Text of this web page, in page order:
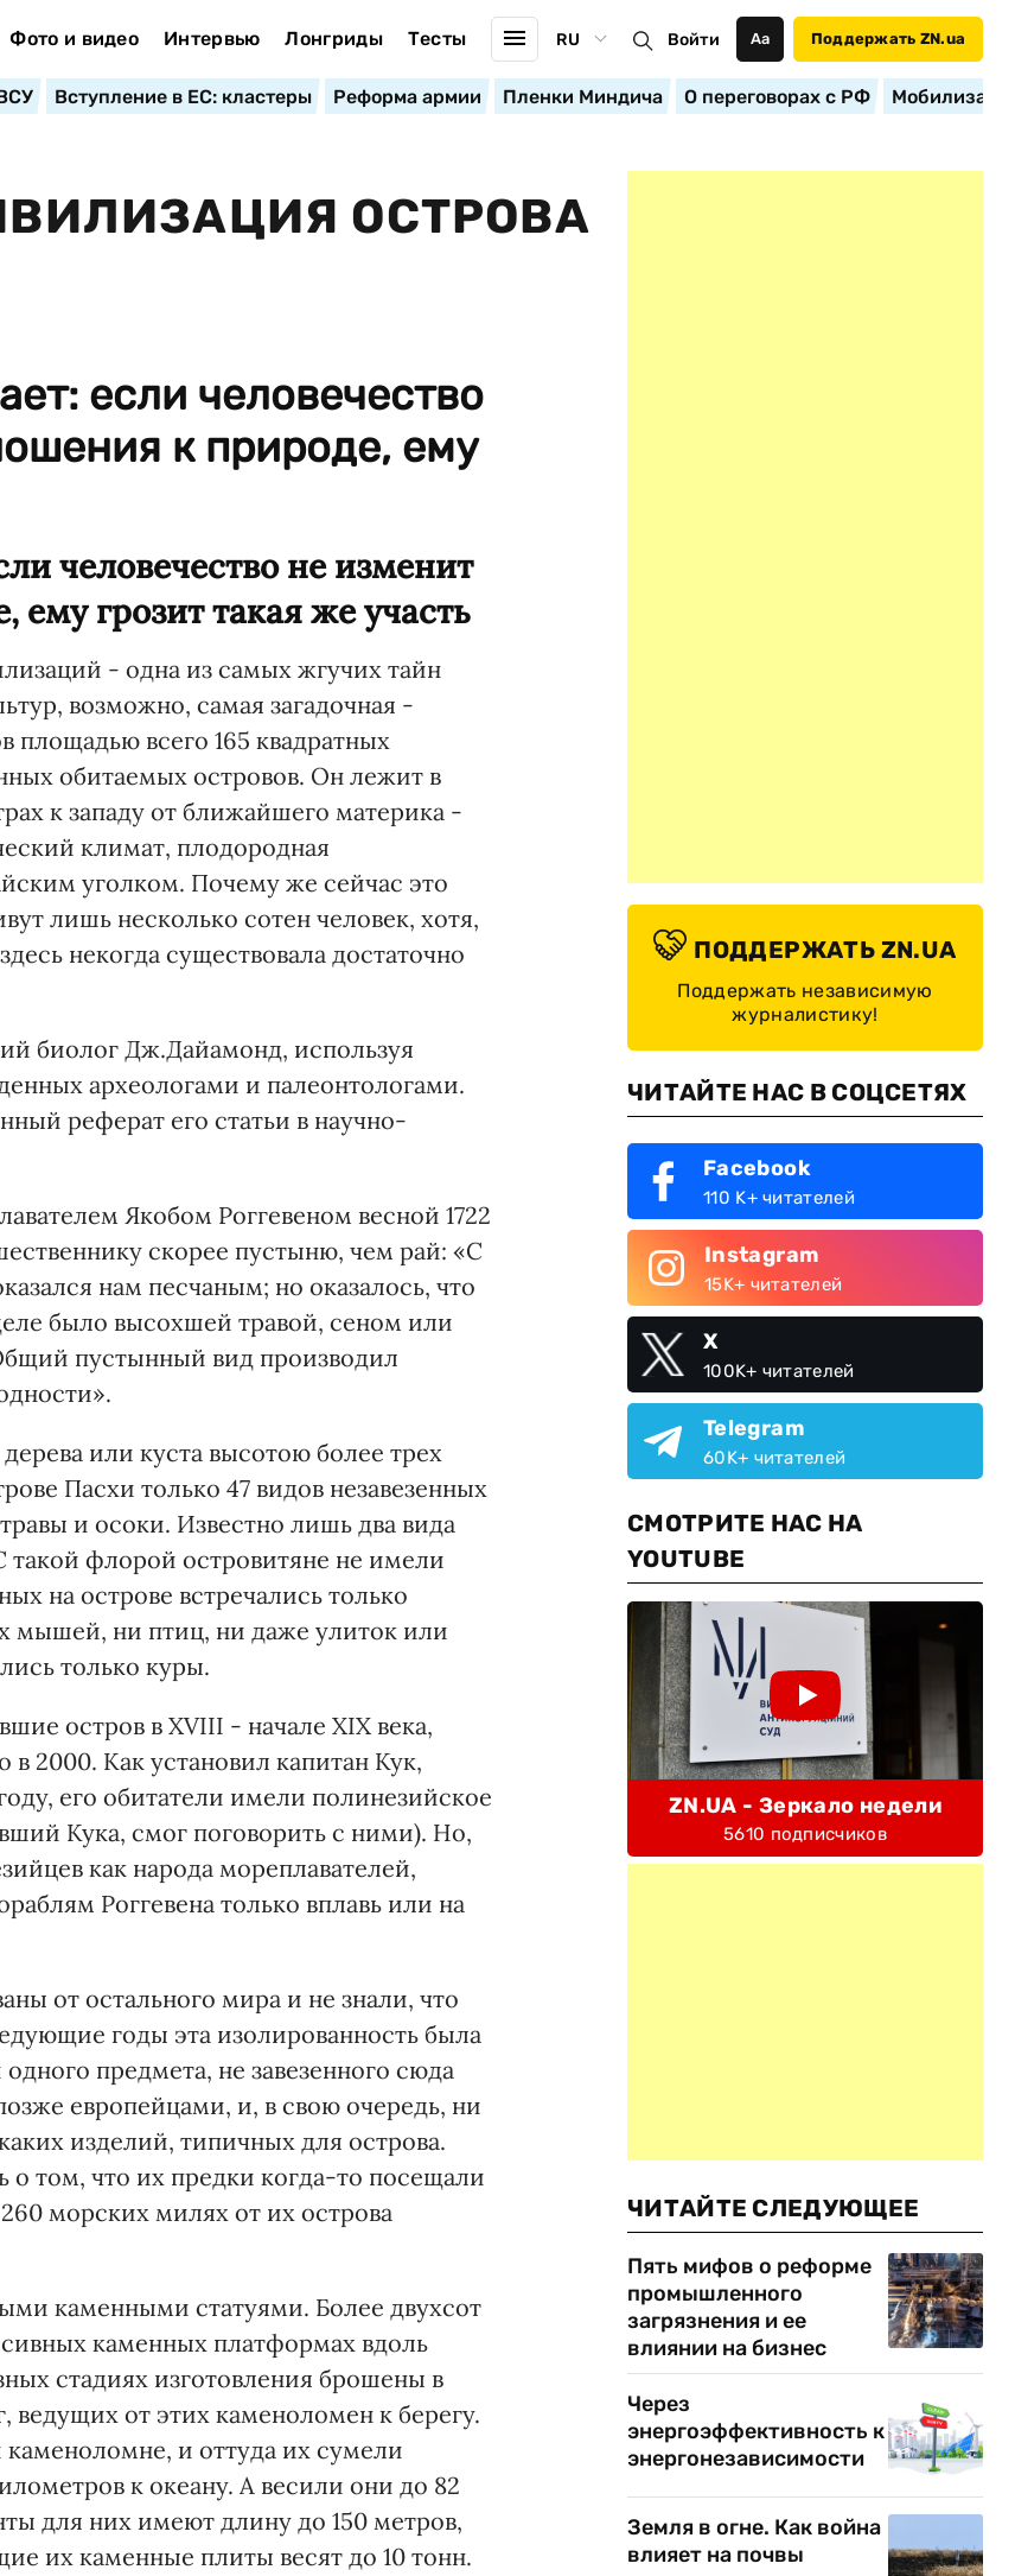
Фото и видео Интервью Лонгриды Тесты RU Войти Аа Поддержать ZN.ua
Вступление в ЕС: кластеры Реформа армии Пленки Миндича О переговорах с РФ
ОСТРОВА
если человечество
к природе, ему
человечество не изменит
грозит такая же участь
- одна из самых жгучих тайн
возможно, самая загадочная -
площадью всего 165 квадратных
обитаемых островов. Он лежит в
к западу от ближайшего материка -
климат, плодородная
уголком. Почему же сейчас это
лишь несколько сотен человек, хотя,
некогда существовала достаточно
биолог Дж.Дайамонд, используя
археологами и палеонтологами.
реферат его статьи в научно-
Якобом Роггевеном весной 1722
скорее пустыню, чем рай: «С
нам песчаным; но оказалось, что
было высохшей травой, сеном или
пустынный вид производил
или куста высотою более трех
Пасхи только 47 видов незавезенных
и осоки. Известно лишь два вида
такой флорой островитяне не имели
на острове встречались только
мышей, ни птиц, ни даже улиток или
только куры.
остров в XVIII - начале XIX века,
2000. Как установил капитан Кук,
его обитатели имели полинезийское
Кука, смог поговорить с ними). Но,
как народа мореплавателей,
Роггевена только вплавь или на
от остального мира и не знали, что
годы эта изолированность была
предмета, не завезенного сюда
европейцами, и, в свою очередь, ни
изделий, типичных для острова.
том, что их предки когда-то посещали
морских милях от их острова
каменными статуями. Более двухсот
каменных платформах вдоль
стадиях изготовления брошены в
от этих каменоломен к берегу.
и оттуда их сумели
к океану. А весили они до 82
для них имеют длину до 150 метров,
их каменные плиты весят до 10 тонн.
ПОДДЕРЖАТЬ ZN.UA
Поддержать независимую
журналистику!
ЧИТАЙТЕ НАС В СОЦСЕТЯХ
Facebook
110 K+ читателей
Instagram
15K+ читателей
X
100K+ читателей
Telegram
60K+ читателей
СМОТРИТЕ НАС НА
YOUTUBE
ZN.UA - Зеркало недели
5610 подписчиков
ЧИТАЙТЕ СЛЕДУЮЩЕЕ
Пять мифов о реформе
промышленного
загрязнения и ее
влиянии на бизнес
Через
энергоэффективность к
энергонезависимости
Земля в огне. Как война
влияет на почвы